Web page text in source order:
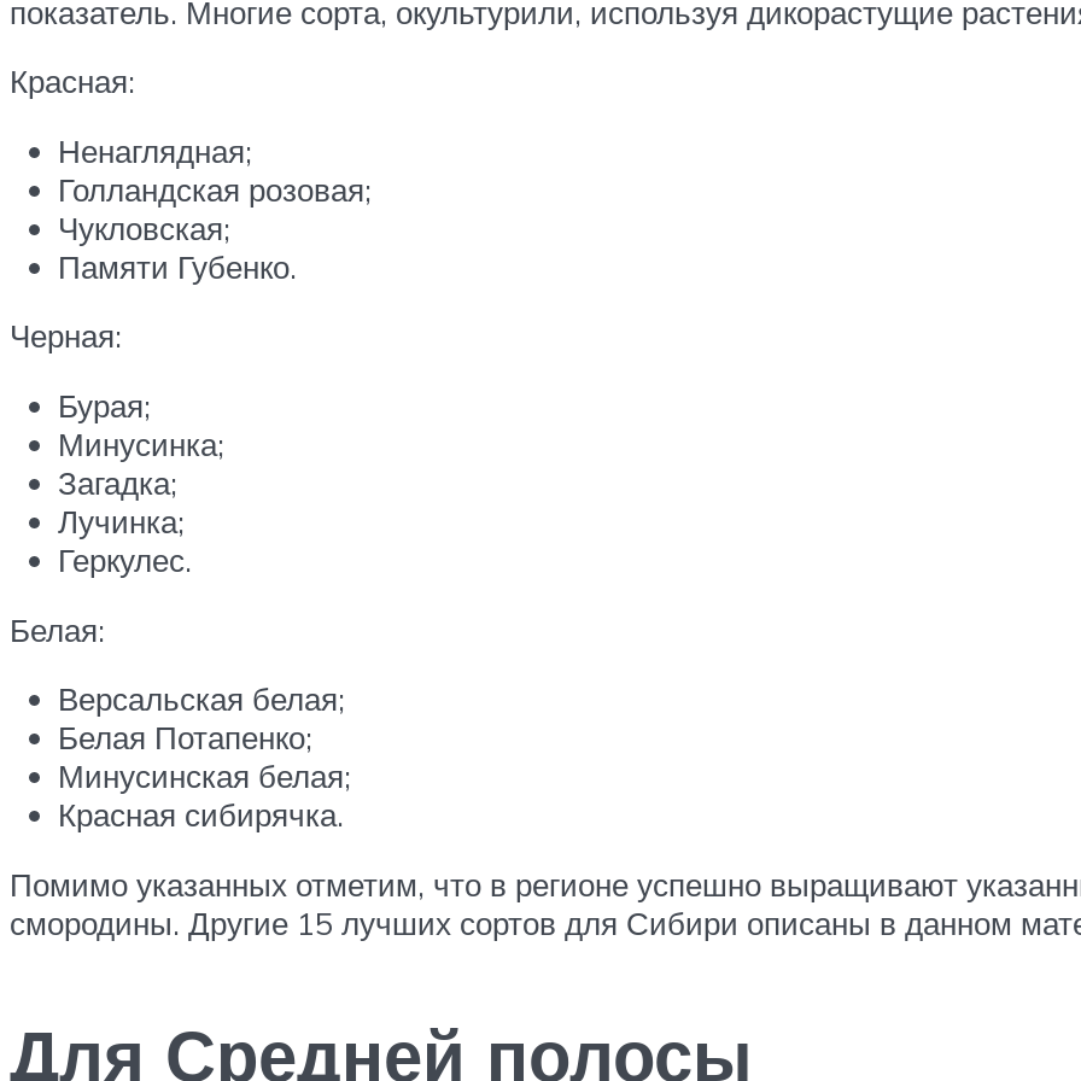
показатель. Многие сорта, окультурили, используя дикорастущие
Красная:
Ненаглядная;
Голландская розовая;
Чукловская;
Памяти Губенко.
Черная:
Бурая;
Минусинка;
Загадка;
Лучинка;
Геркулес.
Белая:
Версальская белая;
Белая Потапенко;
Минусинская белая;
Красная сибирячка.
Помимо указанных отметим, что в регионе успешно выращивают
смородины. Другие 15 лучших сортов для Сибири описаны в данном
Для Средней полосы